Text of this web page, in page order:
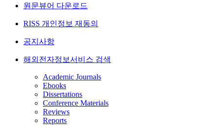
원문뷰어 다운로드
RISS 개인정보 재동의
공지사항
해외전자정보서비스 검색
Academic Journals
Ebooks
Dissertations
Conference Materials
Reviews
Reports